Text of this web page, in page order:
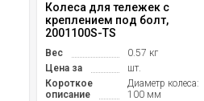
Колеса для тележек с
креплением под болт,
2001100S-TS
Вес
0.57 кг
Цена за
шт.
Короткое
описание
Диаметр колеса:
100 мм